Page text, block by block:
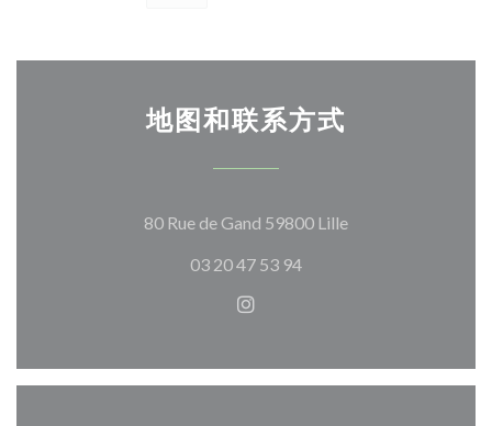
地图和联系方式
80 Rue de Gand 59800 Lille((在新窗口中打开))
03 20 47 53 94
Instagram ((在新窗口中打开